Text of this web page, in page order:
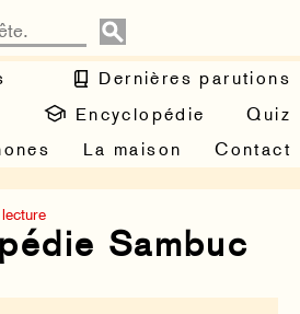
Dernières parutions
Encyclopédie
Quiz
La maison Contact
Sambuc